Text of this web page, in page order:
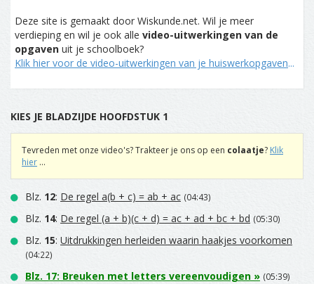
Deze site is gemaakt door Wiskunde.net. Wil je meer
verdieping en wil je ook alle video-uitwerkingen van de
opgaven uit je schoolboek?
Klik hier voor de video-uitwerkingen van je huiswerkopgaven...
KIES JE BLADZIJDE HOOFDSTUK 1
Tevreden met onze video's? Trakteer je ons op een colaatje? Klik
hier ...
Blz. 12: De regel a(b + c) = ab + ac (04:43)
Blz. 14: De regel (a + b)(c + d) = ac + ad + bc + bd (05:30)
Blz. 15: Uitdrukkingen herleiden waarin haakjes voorkomen
(04:22)
Blz. 17: Breuken met letters vereenvoudigen » (05:39)